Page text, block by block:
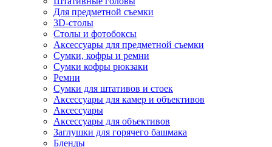
Для предметной съемки
3D-столы
Столы и фотобоксы
Аксессуары для предметной съемки
Сумки, кофры и ремни
Сумки кофры рюкзаки
Ремни
Сумки для штативов и стоек
Аксессуары для камер и объективов
Аксессуары
Аксессуары для объективов
Заглушки для горячего башмака
Бленды